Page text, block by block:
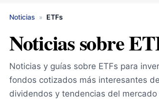
Noticias » ETFs
Noticias sobre
Noticias y guías sobre ETFs para
fondos cotizados más interesantes
dividendos y tendencias del